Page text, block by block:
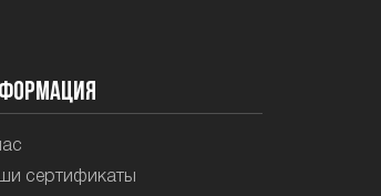
сертификаты